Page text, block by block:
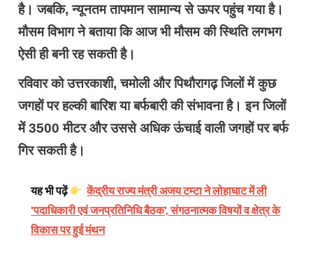
है। जबकि, न्यूनतम तापमान सामान्य से ऊपर पहुंच गया है।
मौसम विभाग ने बताया कि आज भी मौसम की स्थिति लगभग
ऐसी ही बनी रह सकती है।
रविवार को उत्तरकाशी, चमोली और पिथौरागढ़ जिलों में कुछ
जगहों पर हल्की बारिश या बर्फबारी की संभावना है। इन जिलों
में 3500 मीटर और उससे अधिक ऊंचाई वाली जगहों पर बर्फ
गिर सकती है।
यह भी पढ़ें
केंद्रीय राज्य मंत्री अजय टम्टा ने लोहाघाट में ली
'पदाधिकारी एवं जनप्रतिनिधि बैठक', संगठनात्मक विषयों व क्षेत्र के
विकास पर हुई मंथन